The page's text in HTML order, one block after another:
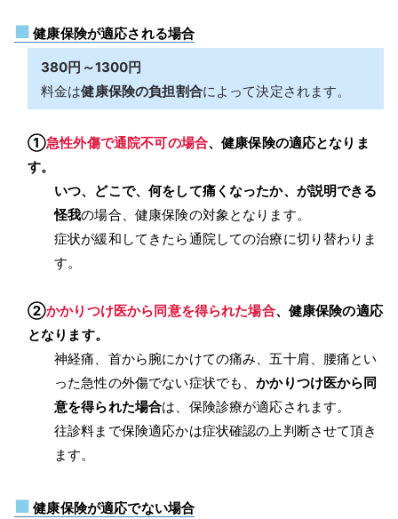
■ 健康保険が適応される場合
380円～1300円
料金は健康保険の負担割合によって決定されます。
①急性外傷で通院不可の場合、健康保険の適応となりま
す。
いつ、どこで、何をして痛くなったか、が説明できる
怪我の場合、健康保険の対象となります。
症状が緩和してきたら通院しての治療に切り替わりま
す。
②かかりつけ医から同意を得られた場合、健康保険の適応
となります。
神経痛、首から腕にかけての痛み、五十肩、腰痛とい
った急性の外傷でない症状でも、かかりつけ医から同
意を得られた場合は、保険診療が適応されます。
往診料まで保険適応かは症状確認の上判断させて頂き
ます。
■ 健康保険が適応でない場合